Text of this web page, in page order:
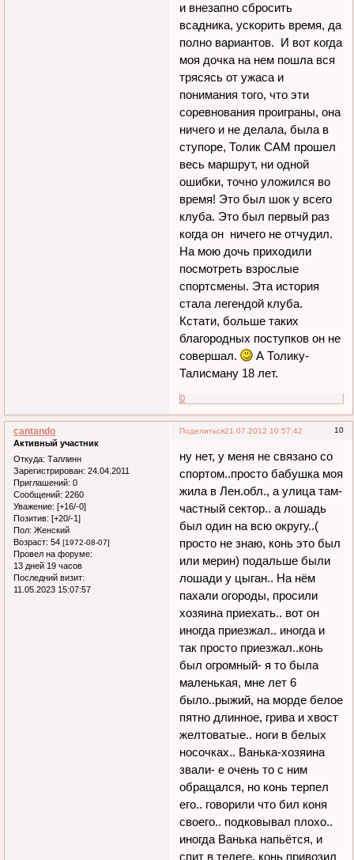
и внезапно сбросить
всадника, ускорить время, да
полно вариантов. И вот когда
моя дочка на нем пошла вся
трясясь от ужаса и
понимания того, что эти
соревнования проиграны, она
ничего и не делала, была в
ступоре, Толик САМ прошел
весь маршрут, ни одной
ошибки, точно уложился во
время! Это был шок у всего
клуба. Это был первый раз
когда он ничего не отчудил.
На мою дочь приходили
посмотреть взрослые
спортсмены. Эта история
стала легендой клуба.
Кстати, больше таких
благородных поступков он не
совершал.
А Толику-
Талисману 18 лет.
0
Поделиться 10
21.07.2012 10:57:42
cantando
Активный участник
Откуда: Таллинн
Зарегистрирован: 24.04.2011
Приглашений: 0
Сообщений: 2260
Уважение: [+16/-0]
Позитив: [+20/-1]
Пол: Женский
Возраст: 54 [1972-08-07]
Провел на форуме:
13 дней 19 часов
Последний визит:
11.05.2023 15:07:57
ну нет, у меня не связано со
спортом..просто бабушка моя
жила в Лен.обл., а улица там-
частный сектор.. а лошадь
был один на всю округу..(
просто не знаю, конь это был
или мерин) подальше были
лошади у цыган.. На нём
пахали огороды, просили
хозяина приехать.. вот он
иногда приезжал.. иногда и
так просто приезжал..конь
был огромный- я то была
маленькая, мне лет 6
было..рыжий, на морде белое
пятно длинное, грива и хвост
желтоватые.. ноги в белых
носочках.. Ванька-хозяина
звали- е очень то с ним
обращался, но конь терпел
его.. говорили что бил коня
своего.. подковывал плохо..
иногда Ванька напьётся, и
спит в телеге, конь привозил